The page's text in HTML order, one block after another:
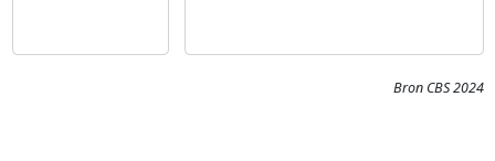
Bron CBS 2024